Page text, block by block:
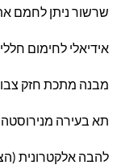
שרשור ניתן לחמם
אידיאלי לחימום
מבנה מתכת חזק
תא בעירה
להבה אלקטרונית